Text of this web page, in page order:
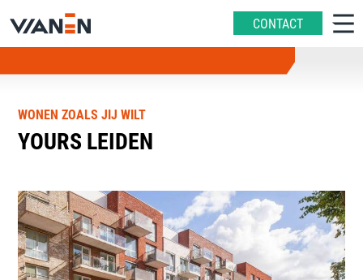
CONTACT
WONEN ZOALS JIJ WILT
YOURS LEIDEN